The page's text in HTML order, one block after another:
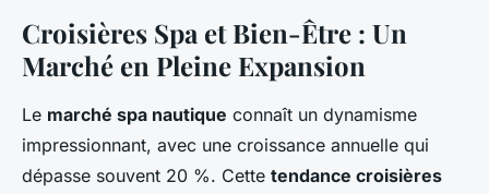
Croisières Spa et Bien-Être : Un
Marché en Pleine Expansion
Le marché spa nautique connaît un dynamisme
impressionnant, avec une croissance annuelle qui
dépasse souvent 20 %. Cette tendance croisières